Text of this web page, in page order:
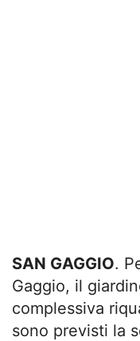
SAN GAGGIO.
Gaggio, il
complessiva
sono previsti la